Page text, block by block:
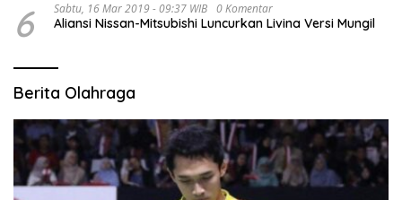
6 Sabtu, 16 Mar 2019 - 09:37 WIB 0 Komentar
Aliansi Nissan-Mitsubishi Luncurkan Livina Versi Mungil
Berita Olahraga